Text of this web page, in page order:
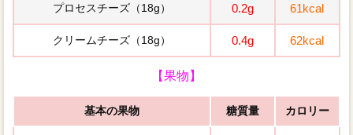
プロセスチーズ（18g） 0.2g 61kcal
クリームチーズ（18g） 0.4g 62kcal
【果物】
基本の果物 糖質量 カロリー